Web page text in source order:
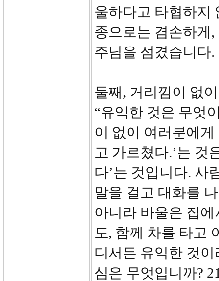
울하다고 타협하지
종으로는 겸손하게
주님을 섬겼습니다.
둘째, 거리낌이 없
“유익한 것은 무엇
이 없이 여러분에
고 가르쳤다.’는 것
다’는 것입니다. 사
말을 걸고 대화를
아니라 바울은 집
도, 함께 차를 타고
디서든 유익한 것
심은 무엇입니까?